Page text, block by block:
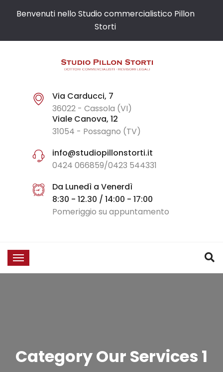
Benvenuti nello Studio commercialistico Pillon
Storti
Via Carducci, 7
36022 - Cassola (VI)
Viale Canova, 12
31054 - Possagno (TV)
info@studiopillonstorti.it
0424 066859/0423 544331
Da Lunedì a Venerdì
8:30 - 12.30 / 14:00 - 17:00
Pomeriggio su appuntamento
Category Our Services 1